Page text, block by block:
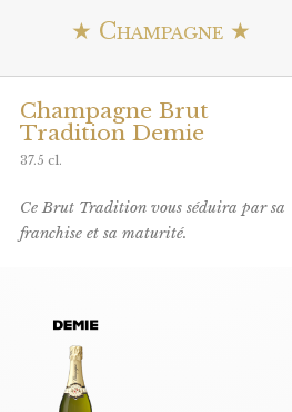
★ Champagne ★
Champagne Brut
Tradition Demie
37.5 cl.
Ce Brut Tradition vous séduira par sa
franchise et sa maturité.